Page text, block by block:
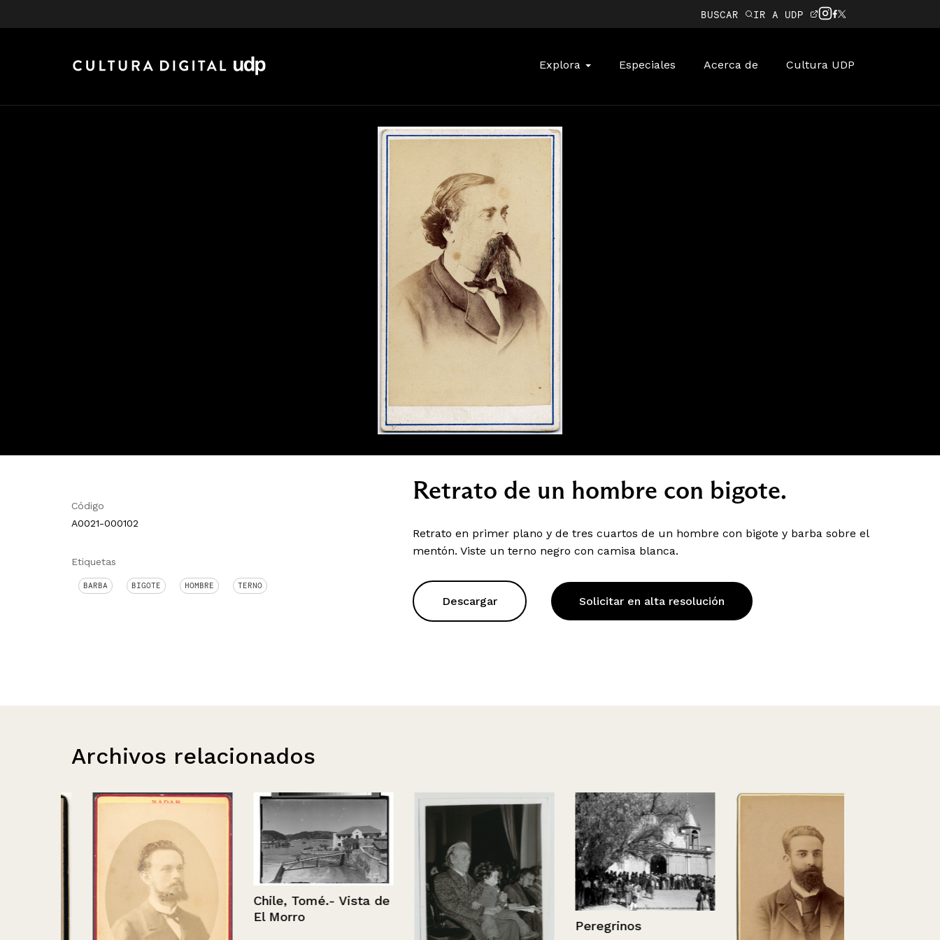
BUSCAR IR A UDP
Explora Especiales Acerca de Cultura UDP
Código
A0021-000102
Etiquetas
BARBA BIGOTE HOMBRE TERNO
Retrato de un hombre con bigote.
Retrato en primer plano y de tres cuartos de un hombre con bigote y barba sobre el
mentón. Viste un terno negro con camisa blanca.
Descargar Solicitar en alta resolución
Archivos relacionados
Chile, Tomé.- Vista de
El Morro
Peregrinos